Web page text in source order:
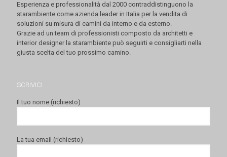
Esperienza e professionalità dal 2000 contraddistinguono la
starambiente come azienda leader in Italia per la vendita di
soluzioni su misura di camini da interno e da esterno.
Grazie ad un team di professionisti composto da architetti e
interior designer la starambiente può seguirti e consigliarti nella
giusta scelta del tuo prossimo camino.
SCRIVICI
Il tuo nome (richiesto)
La tua email (richiesto)